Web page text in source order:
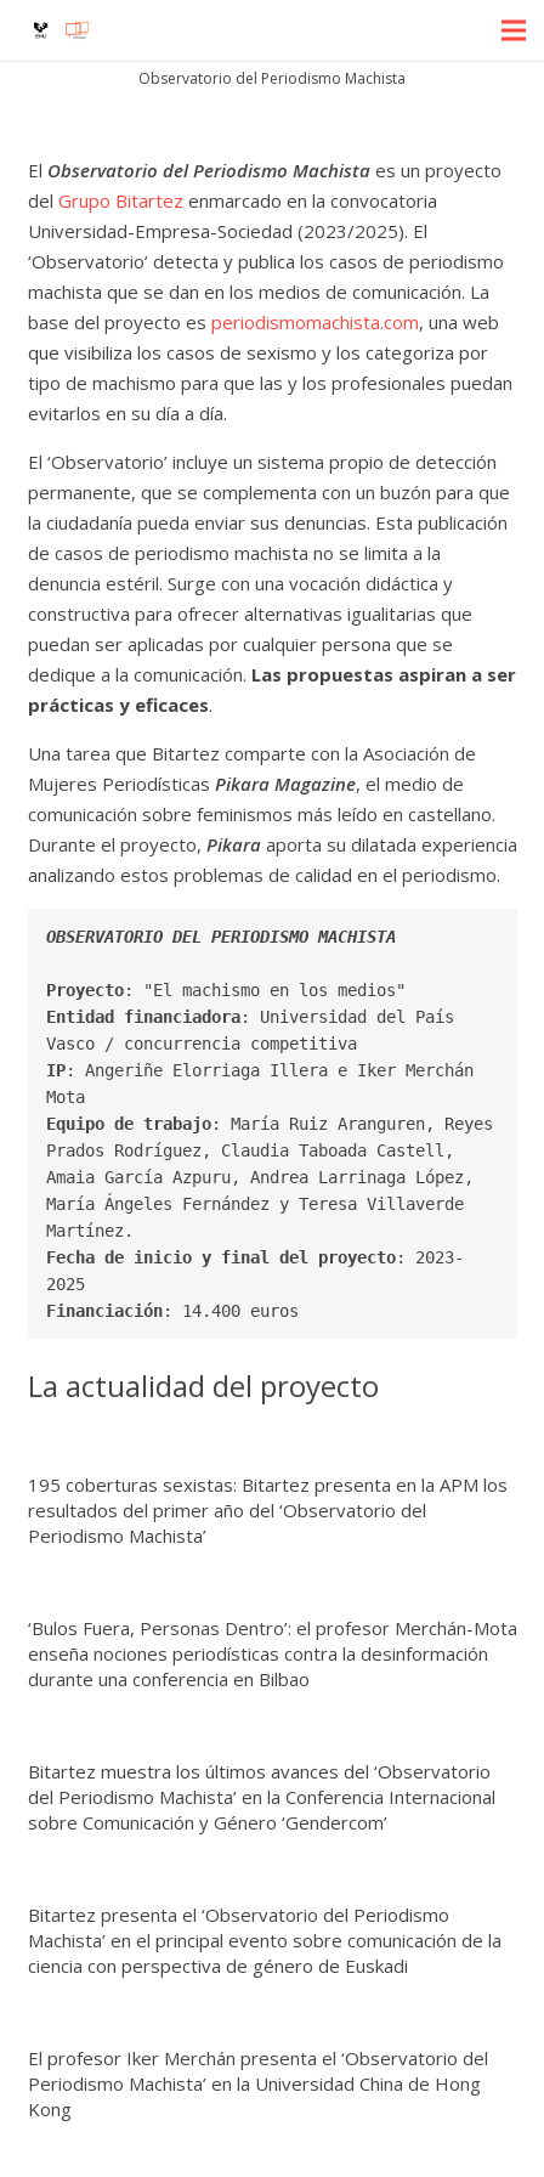
Observatorio del Periodismo Machista
El Observatorio del Periodismo Machista es un proyecto
del Grupo Bitartez enmarcado en la convocatoria
Universidad-Empresa-Sociedad (2023/2025). El
‘Observatorio’ detecta y publica los casos de periodismo
machista que se dan en los medios de comunicación. La
base del proyecto es periodismomachista.com, una web
que visibiliza los casos de sexismo y los categoriza por
tipo de machismo para que las y los profesionales puedan
evitarlos en su día a día.
El ‘Observatorio’ incluye un sistema propio de detección
permanente, que se complementa con un buzón para que
la ciudadanía pueda enviar sus denuncias. Esta publicación
de casos de periodismo machista no se limita a la
denuncia estéril. Surge con una vocación didáctica y
constructiva para ofrecer alternativas igualitarias que
puedan ser aplicadas por cualquier persona que se
dedique a la comunicación. Las propuestas aspiran a ser
prácticas y eficaces.
Una tarea que Bitartez comparte con la Asociación de
Mujeres Periodísticas Pikara Magazine, el medio de
comunicación sobre feminismos más leído en castellano.
Durante el proyecto, Pikaraaporta su dilatada experiencia
analizando estos problemas de calidad en el periodismo.
Proyecto
Entidad financiadora: Universidad del País
Vasco / concurrencia competitiva
IP: Angeriñe Elorriaga Illera e Iker Merchán
Mota
Equipo de trabajo: María Ruiz Aranguren, Reyes
Prados Rodríguez, Claudia Taboada Castell,
Amaia García Azpuru, Andrea Larrinaga López,
María Ángeles Fernández y Teresa Villaverde
Fecha de inicio y final del proyecto: 2023-
2025
Financiación: 14.400 euros
La actualidad del proyecto
195 coberturas sexistas: Bitartez presenta en la APM los
resultados del primer año del ‘Observatorio del
Periodismo Machista’
‘Bulos Fuera, Personas Dentro’: el profesor Merchán-Mota
enseña nociones periodísticas contra la desinformación
durante una conferencia en Bilbao
Bitartez muestra los últimos avances del ‘Observatorio
del Periodismo Machista’ en la Conferencia Internacional
sobre Comunicación y Género ‘Gendercom’
Bitartez presenta el ‘Observatorio del Periodismo
Machista’ en el principal evento sobre comunicación de la
ciencia con perspectiva de género de Euskadi
El profesor Iker Merchán presenta el ‘Observatorio del
Periodismo Machista’ en la Universidad China de Hong
Kong